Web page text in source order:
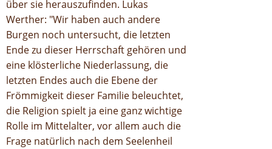
über sie herauszufinden. Lukas
Werther: "Wir haben auch andere
Burgen noch untersucht, die letzten
Ende zu dieser Herrschaft gehören und
eine klösterliche Niederlassung, die
letzten Endes auch die Ebene der
Frömmigkeit dieser Familie beleuchtet,
die Religion spielt ja eine ganz wichtige
Rolle im Mittelalter, vor allem auch die
Frage natürlich nach dem Seelenheil